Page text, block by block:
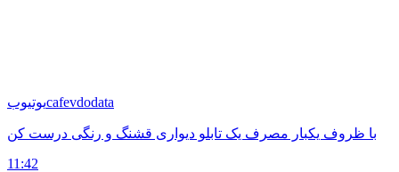
یوتیوبcafevdodata
با ظروف یکبار مصرف یک تابلو دیواری قشنگ و رنگی درست کن
11:42